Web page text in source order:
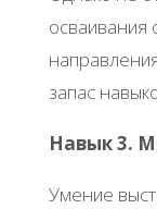
осваивания
запас
Навык 3.
Умение